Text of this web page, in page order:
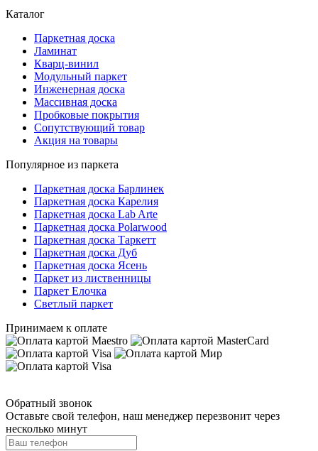
Каталог
Паркетная доска
Ламинат
Кварц-винил
Модульный паркет
Инженерная доска
Массивная доска
Пробковые покрытия
Сопутствующий товар
Акция на товары
Популярное из паркета
Паркетная доска Барлинек
Паркетная доска Карелия
Паркетная доска Lab Arte
Паркетная доска Polarwood
Паркетная доска Таркетт
Паркетная доска Дуб
Паркетная доска Ясень
Паркет из лиственницы
Паркет Елочка
Светлый паркет
Принимаем к оплате
Обратный звонок
Оставьте свой телефон, наш менеджер перезвонит через
несколько минут